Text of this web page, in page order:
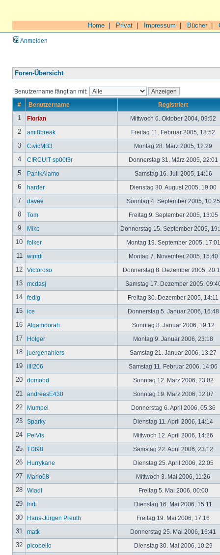
Home Privat Impressum Bücher|
Anmelden
Foren-Übersicht
Benutzername fängt an mit:
# Benutzername Registriert
1 Florian Mittwoch 6. Oktober 2004, 09:52
2 ami8break Freitag 11. Februar 2005, 18:52
3 CivicMB3 Montag 28. März 2005, 12:29
4 C!RCU!T sp00f3r Donnerstag 31. März 2005, 22:01
5 PanikAlamo Samstag 16. Juli 2005, 14:16
6 harder Dienstag 30. August 2005, 19:00
7 davee Sonntag 4. September 2005,
8 Tom Freitag 9. September 2005, 13:05
9 Mike Donnerstag 15. September 2005,
10 folker Montag 19. September 2005,
11 wintdi Montag 7. November 2005, 15:40
12 Victoroso Donnerstag 8. Dezember 2005,
13 mcdasj Samstag 17. Dezember 2005,
14 fedig Freitag 30. Dezember 2005, 14:11
15 ice Donnerstag 5. Januar 2006, 16:48
16 Algamoorah Sonntag 8. Januar 2006, 19:12
17 Holger Montag 9. Januar 2006, 23:18
18 juergenahlers Samstag 21. Januar 2006, 13:27
19 illi206 Samstag 11. Februar 2006, 14:06
20 domobd Sonntag 12. März 2006, 23:02
21 andreasE430 Sonntag 19. März 2006, 12:07
22 Mumpel Donnerstag 6. April 2006, 05:36
23 Sparky Dienstag 11. April 2006, 14:14
24 PelVis Mittwoch 12. April 2006, 14:26
25 TDI98 Samstag 22. April 2006, 23:12
26 Hurrykane Dienstag 25. April 2006, 22:05
27 Mario68 Mittwoch 3. Mai 2006, 11:26
28 Wladi Freitag 5. Mai 2006, 00:00
29 fridi Dienstag 16. Mai 2006, 15:11
30 Hans-Jürgen Preuth Freitag 19. Mai 2006, 17:16
31 matk Donnerstag 25. Mai 2006, 16:41
32 picobello Dienstag 30. Mai 2006, 10:29